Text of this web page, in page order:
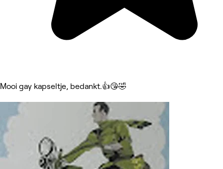
Mooi gay kapseltje, bedankt.👍😘🤣